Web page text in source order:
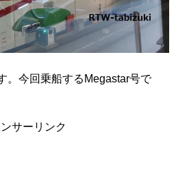
。今回乗船するMegastar号で
サーリンク